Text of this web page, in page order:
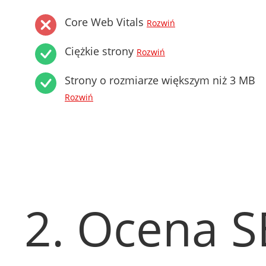
Core Web Vitals Rozwiń
Ciężkie strony Rozwiń
Strony o rozmiarze większym niż 3 MB
Rozwiń
2. Ocena